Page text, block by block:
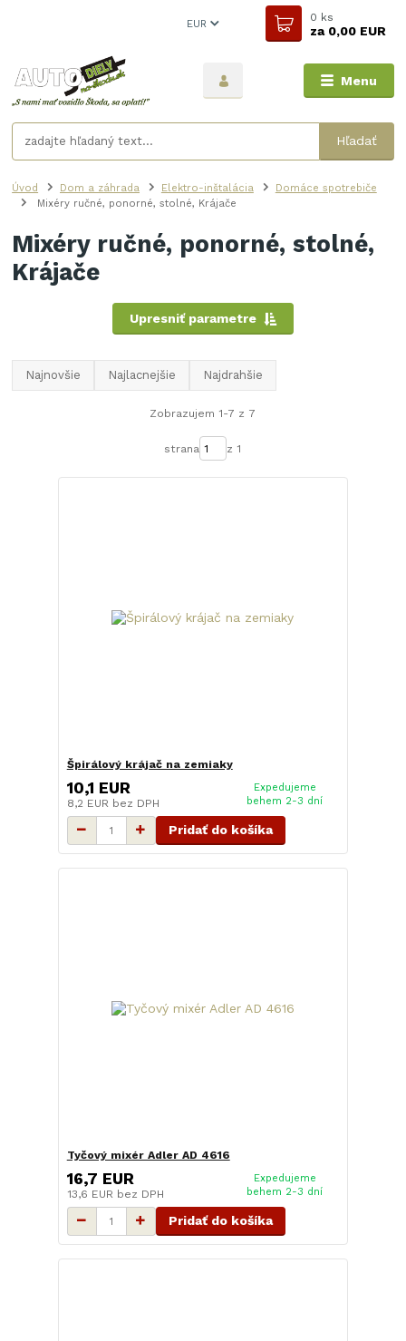
Menu
EUR
Hľadať
0 ks
za0,00 EUR
Úvod Dom a záhrada Elektro-inštalácia
Domáce spotrebiče
Mixéry ručné, ponorné, stolné, Krájače
Mixéry ručné, ponorné, stolné,
Krájače
Upresniť parametre
Najnovšie Najlacnejšie Najdrahšie
Zobrazujem 1-7 z 7
strana z 1
Špirálový krájač na zemiaky
10,1 EUR
8,2 EUR bez DPH
Expedujeme
behem 2-3 dní
Pridať do košíka
Tyčový mixér Adler AD 4616
16,7 EUR
13,6 EUR bez DPH
Expedujeme
behem 2-3 dní
Pridať do košíka